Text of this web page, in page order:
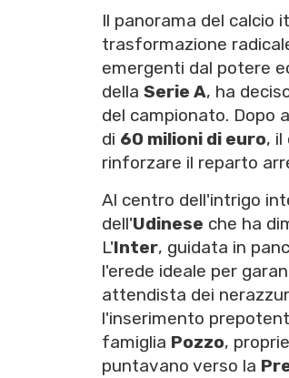
Il panorama del calcio
trasformazione
emergenti dal potere
della Serie A, ha
del campionato. Dopo
di 60 milioni di euro, il
rinforzare il reparto
Al centro dell'intrigo
dell'Udinese che ha
L'Inter, guidata in
l'erede ideale per
attendista dei
l'inserimento
famiglia Pozzo,
puntavano verso la